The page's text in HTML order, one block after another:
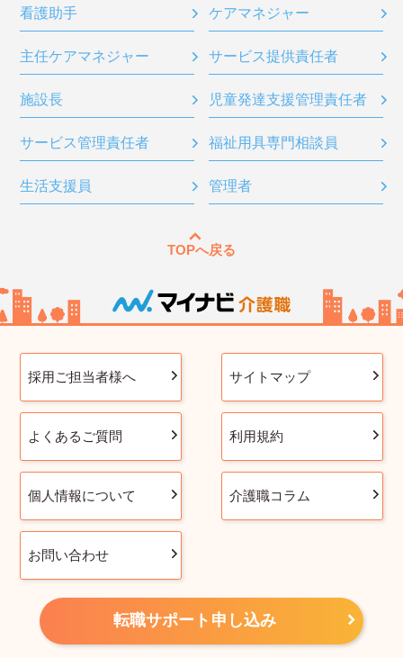
看護助手 ケアマネジャー
主任ケアマネジャー サービス提供責任者
施設長 児童発達支援管理責任者
サービス管理責任者 福祉用具専門相談員
生活支援員 管理者
TOPへ戻る
採用ご担当者様へ サイトマップ
よくあるご質問 利用規約
個人情報について 介護職コラム
お問い合わせ
転職サポート申し込み